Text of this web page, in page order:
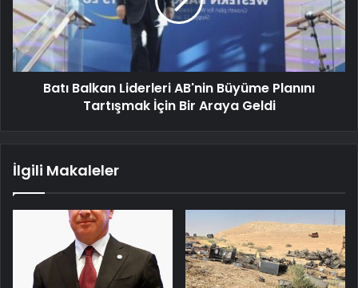
Batı Balkan Liderleri AB'nin Büyüme Planını
Tartışmak İçin Bir Araya Geldi
İlgili Makaleler